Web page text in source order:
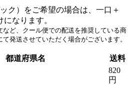
ク）をご希望の場合は、一口＋
なります。
ど、クール便での配送を推奨している商
発送させていただく場合がございます。
都道府県名
送料
820
円